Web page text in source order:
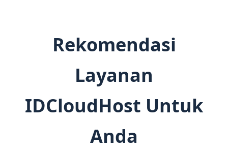
Rekomendasi
Layanan
IDCloudHost Untuk
Anda